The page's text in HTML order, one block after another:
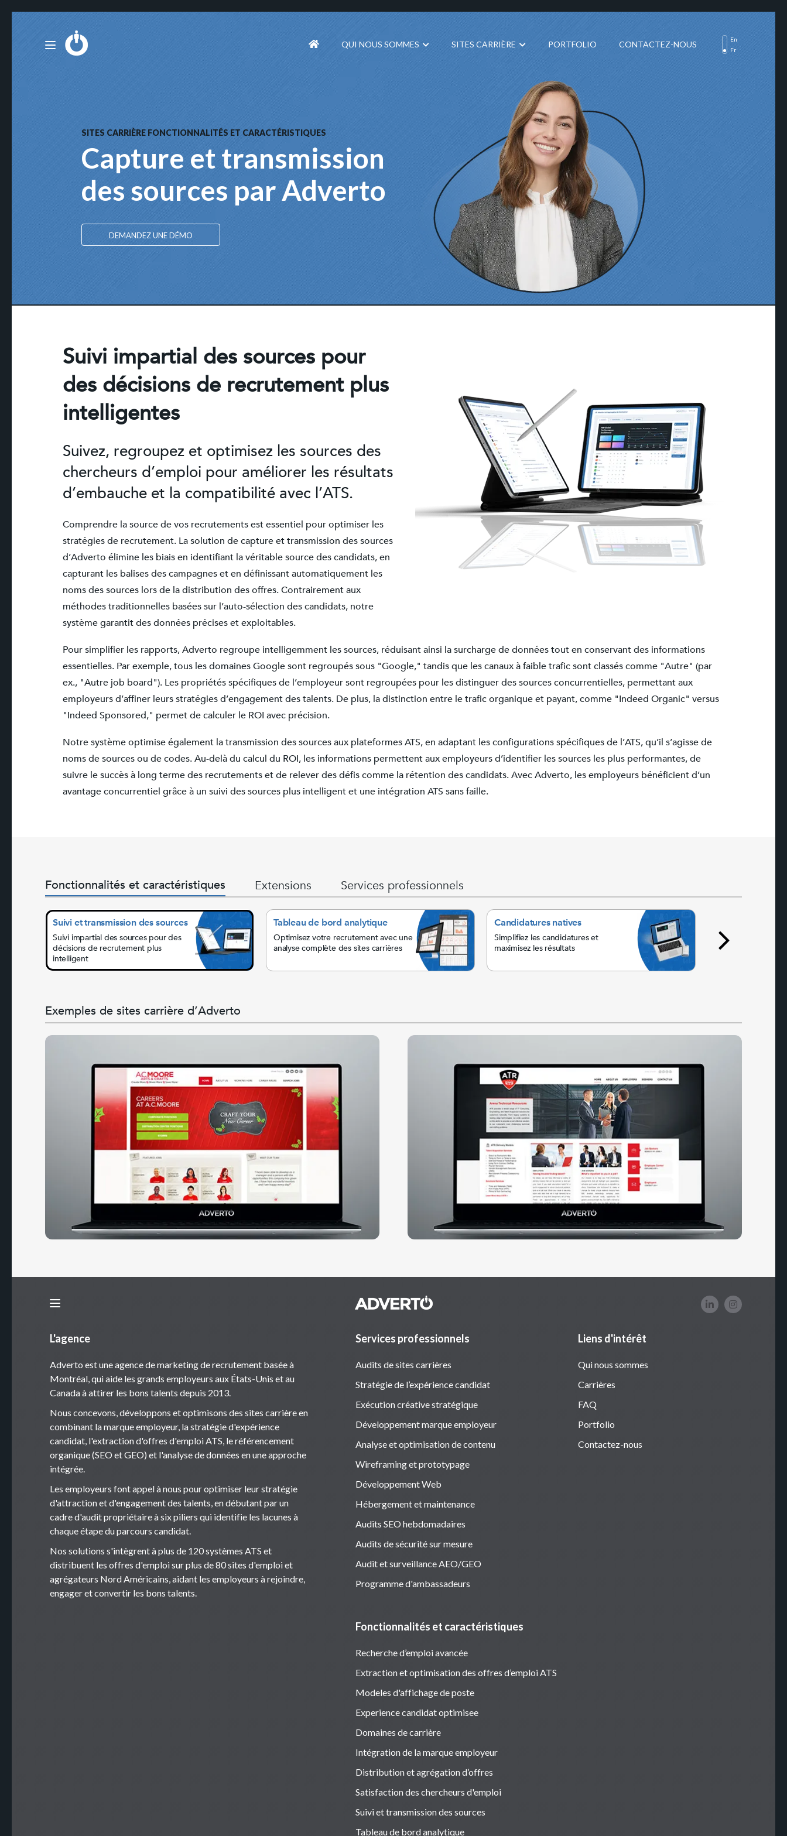
QUI NOUS SOMMES SITES CARRIÈRE PORTFOLIO CONTACTEZ-NOUS
En
Fr
SITES CARRIÈRE FONCTIONNALITÉS ET CARACTÉRISTIQUES
Capture et transmission
des sources par Adverto
DEMANDEZ UNE DÉMO
Suivi impartial des sources pour
des décisions de recrutement plus
intelligentes
Suivez, regroupez et optimisez les sources des
chercheurs d’emploi pour améliorer les résultats
d’embauche et la compatibilité avec l’ATS.
Comprendre la source de vos recrutements est essentiel pour optimiser les
stratégies de recrutement. La solution de capture et transmission des sources
d’Adverto élimine les biais en identifiant la véritable source des candidats, en
capturant les balises des campagnes et en définissant automatiquement les
noms des sources lors de la distribution des offres. Contrairement aux
méthodes traditionnelles basées sur l’auto-sélection des candidats, notre
système garantit des données précises et exploitables.
Pour simplifier les rapports, Adverto regroupe intelligemment les sources, réduisant ainsi la surcharge de données tout en conservant des informations
essentielles. Par exemple, tous les domaines Google sont regroupés sous "Google," tandis que les canaux à faible trafic sont classés comme "Autre" (par
ex., "Autre job board"). Les propriétés spécifiques de l’employeur sont regroupées pour les distinguer des sources concurrentielles, permettant aux
employeurs d’affiner leurs stratégies d’engagement des talents. De plus, la distinction entre le trafic organique et payant, comme "Indeed Organic" versus
"Indeed Sponsored," permet de calculer le ROI avec précision.
Notre système optimise également la transmission des sources aux plateformes ATS, en adaptant les configurations spécifiques de l’ATS, qu’il s’agisse de
noms de sources ou de codes. Au-delà du calcul du ROI, les informations permettent aux employeurs d’identifier les sources les plus performantes, de
suivre le succès à long terme des recrutements et de relever des défis comme la rétention des candidats. Avec Adverto, les employeurs bénéficient d’un
avantage concurrentiel grâce à un suivi des sources plus intelligent et une intégration ATS sans faille.
Fonctionnalités et caractéristiques Extensions Services professionnels
Suivi et transmission des sources
Suivi impartial des sources pour des
décisions de recrutement plus
intelligent
Tableau de bord analytique
Optimisez votre recrutement avec une
analyse complète des sites carrières
Candidatures natives
Simplifiez les candidatures et
maximisez les résultats
Détectez les
l’expérience et la
Exemples de sites carrière d’Adverto
L'agence
Adverto est une agence de marketing de recrutement basée à
Montréal, qui aide les grands employeurs aux États-Unis et au
Canada à attirer les bons talents depuis 2013.
Nous concevons, développons et optimisons des sites carrière en
combinant la marque employeur, la stratégie d'expérience
candidat, l'extraction d'offres d'emploi ATS, le référencement
organique (SEO et GEO) et l'analyse de données en une approche
intégrée.
Les employeurs font appel à nous pour optimiser leur stratégie
d'attraction et d'engagement des talents, en débutant par un
cadre d'audit propriétaire à six piliers qui identifie les lacunes à
chaque étape du parcours candidat.
Nos solutions s'intègrent à plus de 120 systèmes ATS et
distribuent les offres d'emploi sur plus de 80 sites d'emploi et
agrégateurs Nord Américains, aidant les employeurs à rejoindre,
engager et convertir les bons talents.
Services professionnels
Audits de sites carrières
Stratégie de l’expérience candidat
Exécution créative stratégique
Développement marque employeur
Analyse et optimisation de contenu
Wireframing et prototypage
Développement Web
Hébergement et maintenance
Audits SEO hebdomadaires
Audits de sécurité sur mesure
Audit et surveillance AEO/GEO
Programme d'ambassadeurs
Fonctionnalités et caractéristiques
Recherche d’emploi avancée
Extraction et optimisation des offres d’emploi ATS
Modeles d'affichage de poste
Experience candidat optimisee
Domaines de carrière
Intégration de la marque employeur
Distribution et agrégation d’offres
Satisfaction des chercheurs d'emploi
Suivi et transmission des sources
Tableau de bord analytique
Liens d'intérêt
Qui nous sommes
Carrières
FAQ
Portfolio
Contactez-nous